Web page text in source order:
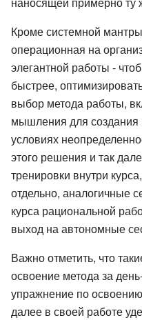
Кроме системной
операционная на
элегантной работы -
быстрее,
выбор метода работы,
мышления для
условиях
этого решения и так
тренировки внутри
отдельно, аналогичные
курса рациональной
выход на автономные
Важно отметить, что
освоение метода за
упражнение по
далее в своей работе